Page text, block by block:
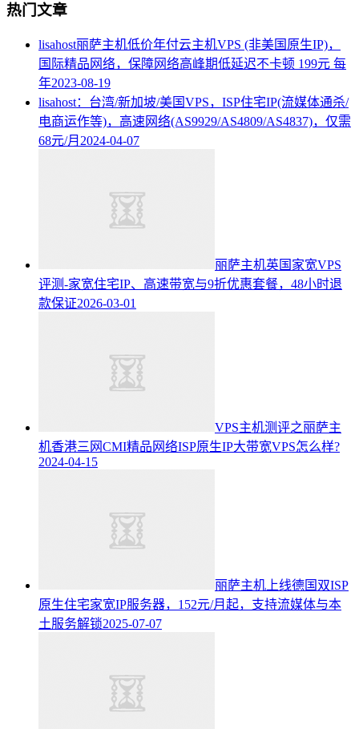
热门文章
lisahost丽萨主机低价年付云主机VPS (非美国原生IP)，
国际精品网络，保障网络高峰期低延迟不卡顿 199元 每
年2023-08-19
lisahost：台湾/新加坡/美国VPS，ISP住宅IP(流媒体通杀/
电商运作等)，高速网络(AS9929/AS4809/AS4837)，仅需
68元/月 2024-04-07
丽萨主机英国家宽VPS
评测-家宽住宅IP、高速带宽与9折优惠套餐，48小时退
款保证2026-03-01
VPS主机测评之丽萨主
机香港三网CMI精品网络ISP原生IP大带宽VPS怎么样?
2024-04-15
丽萨主机上线德国双ISP
原生住宅家宽IP服务器，152元/月起，支持流媒体与本
土服务解锁2025-07-07